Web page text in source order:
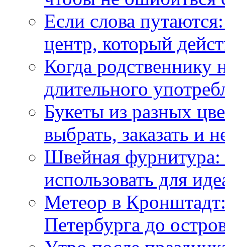
Если слова
центр, который
Когда
длительного
Букеты из разных
выбрать, заказать и
Швейная фурнитура:
использовать для
Метеор в
Петербурга до